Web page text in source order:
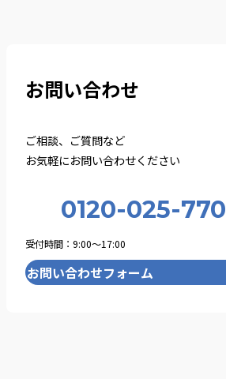
お問い合わせ
ご相談、ご質問など
お気軽にお問い合わせください
0120-025-770
受付時間：9:00〜17:00
お問い合わせフォーム